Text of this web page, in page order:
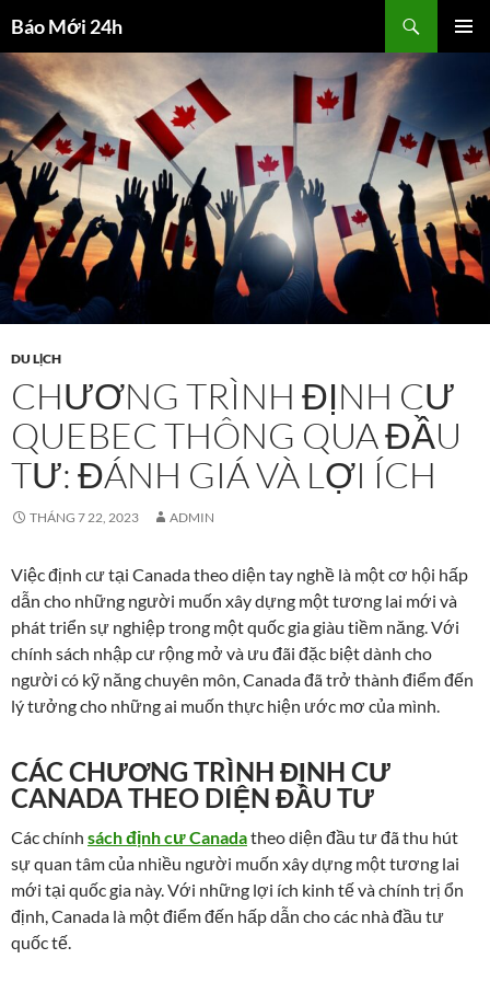
đến
nội
dung
Báo Mới 24h
kiếm
DU LỊCH
CHƯƠNG TRÌNH ĐỊNH CƯ
QUEBEC THÔNG QUA ĐẦU
TƯ: ĐÁNH GIÁ VÀ LỢI ÍCH
THÁNG 7 22, 2023 ADMIN
Việc định cư tại Canada theo diện tay nghề là một cơ hội hấp
dẫn cho những người muốn xây dựng một tương lai mới và
phát triển sự nghiệp trong một quốc gia giàu tiềm năng. Với
chính sách nhập cư rộng mở và ưu đãi đặc biệt dành cho
người có kỹ năng chuyên môn, Canada đã trở thành điểm đến
lý tưởng cho những ai muốn thực hiện ước mơ của mình.
CÁC CHƯƠNG TRÌNH ĐỊNH CƯ
CANADA THEO DIỆN ĐẦU TƯ
Các chính sách định cư Canadatheo diện đầu tư đã thu hút
sự quan tâm của nhiều người muốn xây dựng một tương lai
mới tại quốc gia này. Với những lợi ích kinh tế và chính trị ổn
định, Canada là một điểm đến hấp dẫn cho các nhà đầu tư
quốc tế.